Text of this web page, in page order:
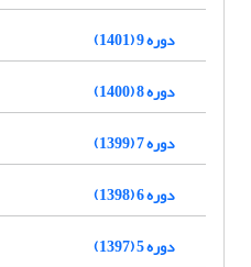
دوره 9 (1401)
دوره 8 (1400)
دوره 7 (1399)
دوره 6 (1398)
دوره 5 (1397)